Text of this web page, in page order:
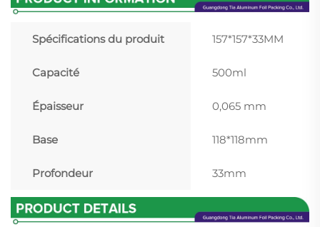
Spécifications du produit 157*157*33MM
Capacité 500ml
Épaisseur 0,065 mm
Base 118*118mm
Profondeur 33mm